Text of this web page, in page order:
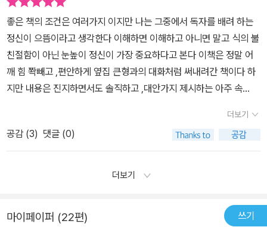
실제적으로 보장되는 제도가 만들어져야 할 것이다.
에게도 필독서라고 강조했다. 이 책 한권을 읽어 갑자기 법률적 지식
이 해박해지는 것은 아니지만 저자의 재치 있고 조리 있는 문체에 힘
입어 나의 권리와 법에 대해 생각해볼 수 있는 유익한 계기가 될 것이
다.
간이다. 더불어 나는 그의 또 다른 저서, <칼을 쳐서 보습을>을 꼭 읽
을 것이다. <헌법의 풍경>에 대해 조금 더 이야기하자면, 이 책이 쉽
게 쓰여진 것은 저자가 들먹이는 헌법의 조항들이 저자가 살아온 그
동안의 경험들이 녹아들어갔기 때문이다. 한 개인의 경험담을 통해
어려운 법조문들을 읽어나가니 쉬울 수 밖에 없다. 저자는 특이한 삶
사법고시에 합격했으나 어차피 변호사가 될 거라고 연수원에서 공부
를 하지 않았다는 것과 변호사가 된 이후에도 삐딱선을 타며 돈벌이
보다는 약자의 편에서 상담을 해주거나 하는 등의 삶을 살아왔다. 또
미국에서 아내의 뒷바라지를 하며 전업주부로도 생활했다. 끝내 그는
적으로 교수로 채용되는 파격까지 맞이한다. 나는 그의 삶의 이력이
국민들에게 얼마나 큰 상처인지 그들은 알려나 모르겠다.. 내주머니
에서 피같은 세금을 떼어 가면서 그 세금으로 나라의 녹을 받는 다는
인간들이 그러면 정말 안되지...언제쯤 그런 이상한 생각을 갖고 사는
넘들이 사라질지 궁금하다. 조목 조목 따지고 드는 그의 법해석은 정
말 가슴 후련하다... 이렇게 생각있는 법률가들이 나왔으면 좋겠다..
검사장출신의 변호사가 의뢰인을 죄인 다루듯하는 뒈먹지 못한 행동
이며 판검사의 유착문제.. 내가 실제로 겪고 보니 세상에 믿을 놈 하나
도 없고 오로지 힘을 키워야 한다는 그릇된 생각만 갖게 된다.내 문제
지만 내가 떳떳한데... 끝까지 해볼란다... 내게 힘을 준 이책이 고마워
과 같을 지라도 한 사람 한 사람의 힘이 모이다 보면 뿌리깊은 나무도
좋은 책의 조건은 여러가지 이지만 나는 그중에서 독자를 배려 하는
정신이 으뜸이라고 생각한다 이해하면 이해하고 아니면 말고 식의 불
친절함이 아닌 눈높이 정신이 가장 중요하다고 본다 이책은 정말 어
깨 힘 쫙빼고 ,편안하게 옆집 큰형과의 대화처럼 써내려간 책이다 하
지만 내용은 진지하면서도 솔직하고 ,대안가지 제시하는 아주 속
다 이책을 보면 그럴수밖에 없는 이유가 잘 수긍 되어진다 문제는 어
느개인의 잘잘못을 따지는게 중요한게 아니라 사회적 합의를 만들어
나가는 것이 중요하다고 생각 되어진다 일반인들을 죽눅들게 만드는
법조계의 속살을 잘 보여준 수작이라고 생각한다 부디 많은 사람들이
더보기
공감 (3) 댓글 (0)
더보기
마이페이퍼 (22편) 쓰기